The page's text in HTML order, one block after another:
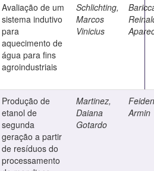
Avaliação de um
sistema indutivo
para
aquecimento de
água para fins
agroindustriais
Schlichting,
Marcos
Vinicius
Produção de
etanol de
segunda
geração a partir
de resíduos do
processamento
Martinez,
Daiana
Gotardo
Armin